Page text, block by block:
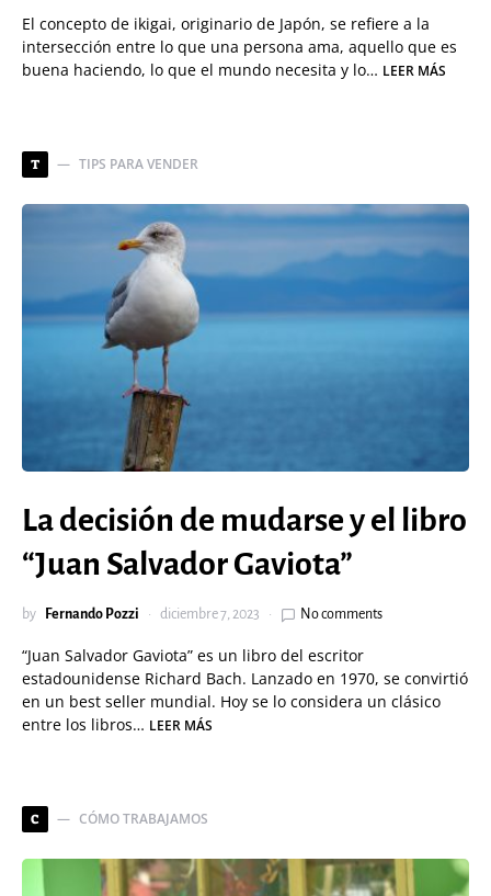
El concepto de ikigai, originario de Japón, se refiere a la
intersección entre lo que una persona ama, aquello que es
buena haciendo, lo que el mundo necesita y lo… LEER MÁS
T TIPS PARA VENDER
La decisión de mudarse y el libro
“Juan Salvador Gaviota”
by Fernando Pozzi diciembre 7, 2023 No comments
“Juan Salvador Gaviota” es un libro del escritor
estadounidense Richard Bach. Lanzado en 1970, se convirtió
en un best seller mundial. Hoy se lo considera un clásico
entre los libros… LEER MÁS
C CÓMO TRABAJAMOS